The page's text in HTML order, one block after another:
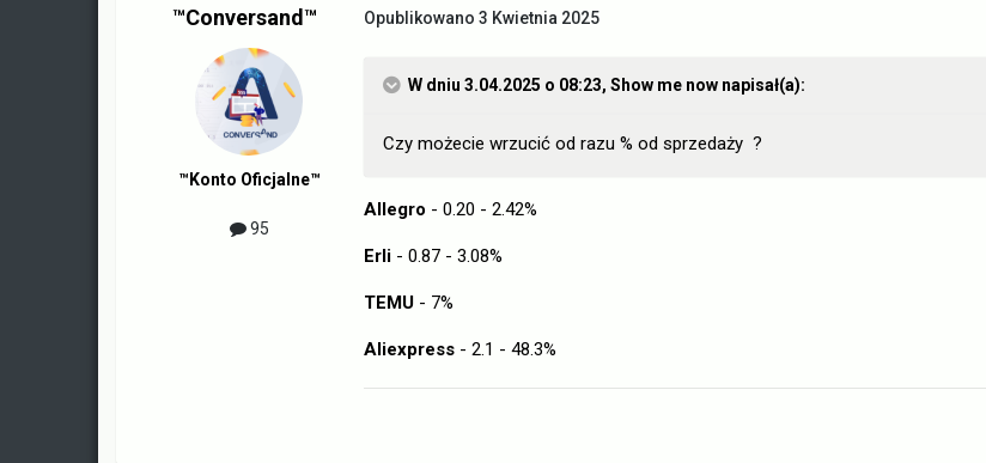
™Conversand™
™Konto Oficjalne™
95
Opublikowano3 Kwietnia 2025
W dniu 3.04.2025 o 08:23,Show me now napisał(a):
Czy możecie wrzucić od razu % od sprzedaży ?
Allegro - 0.20 - 2.42%
Erli - 0.87 - 3.08%
TEMU - 7%
Aliexpress - 2.1 - 48.3%